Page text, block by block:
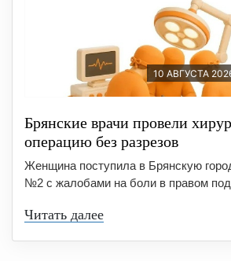
10 АВГУСТА
Брянские врачи провели
операцию без разрезов
Женщина поступила в Брянскую
№2 с жалобами на боли в правом
Читать далее